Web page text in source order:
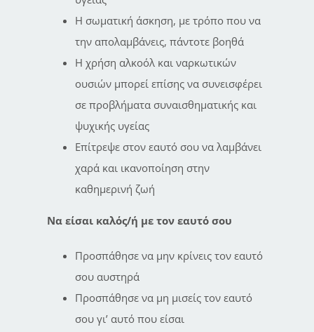
Η σωματική άσκηση, με τρόπο που να
την απολαμβάνεις, πάντοτε βοηθά
Η χρήση αλκοόλ και ναρκωτικών
ουσιών μπορεί επίσης να συνεισφέρει
σε προβλήματα συναισθηματικής και
ψυχικής υγείας
Επίτρεψε στον εαυτό σου να λαμβάνει
χαρά και ικανοποίηση στην
καθημερινή ζωή
Να είσαι καλός/ή με τον εαυτό σου
Προσπάθησε να μην κρίνεις τον εαυτό
σου αυστηρά
Προσπάθησε να μη μισείς τον εαυτό
σου γι’ αυτό που είσαι